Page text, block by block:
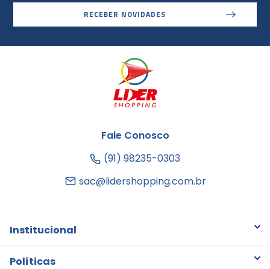
RECEBER NOVIDADES
Fale Conosco
(91) 98235-0303
sac@lidershopping.com.br
Institucional
Quem somos
Políticas